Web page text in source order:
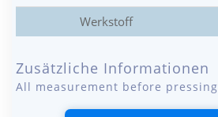
Werkstoff
Zusätzliche Informationen
All measurement before pressing